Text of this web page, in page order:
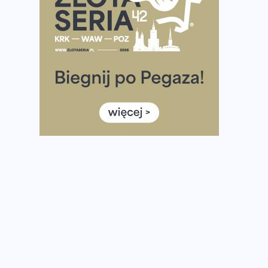
półmaratonem
Już w tę sobotę 35. Bieg Powstania Warszawskiego.
Wystartuje rekordowa liczba uczestników
poradnik przed startem
Ile razy w tygodniu biegać? 3 treningi wystarczą? Jak
często biegać, żeby robić postępy
Już w ten weekend! Przed nami Nocny Portowy